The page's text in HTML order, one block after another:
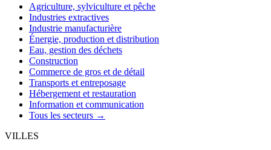
Agriculture, sylviculture et pêche
Industries extractives
Industrie manufacturière
Énergie, production et distribution
Eau, gestion des déchets
Construction
Commerce de gros et de détail
Transports et entreposage
Hébergement et restauration
Information et communication
Tous les secteurs →
VILLES